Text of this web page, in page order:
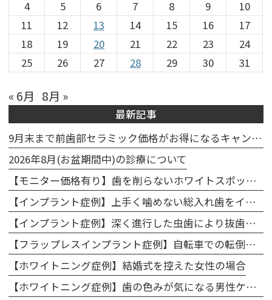
4
5 6 7 8 9
10
11
12 13 14 15 16
17
18
19 20 21 22 23
24
25
26 27 28 29 30 31
« 6月 8月 »
最新記事
9月末まで前歯部セラミック価格がお得になるキャンペーン実施中🦷
2026年8月(お盆期間中)の診療について
【モニター価格有り】歯を削らないホワイトスポット治療キャンペーンのお知らせ
【インプラント症例】上手く噛めない総入れ歯をインプラントで噛めるように改善
【インプラント症例】深く進行した虫歯により抜歯、インプラントで修復
【フラップレスインプラント症例】自転車での転倒で前歯を折ってしまったケース
【ホワイトニング症例】結婚式を控えた女性の場合
【ホワイトニング症例】歯の色みが気になる男性ケース